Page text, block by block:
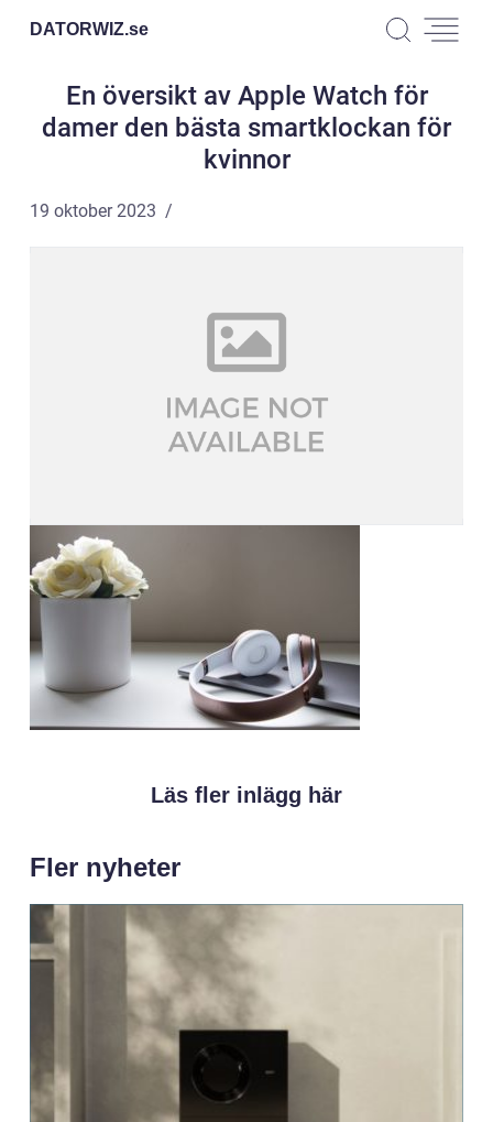
DATORWIZ.se
En översikt av Apple Watch för
damer den bästa smartklockan för
kvinnor
19 oktober 2023
Läs fler inlägg här
Fler nyheter